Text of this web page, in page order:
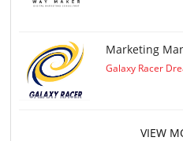
Marketing
Galaxy Racer
VIEW